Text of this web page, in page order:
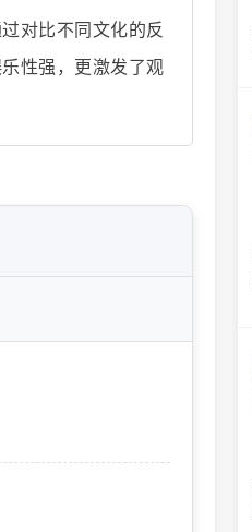
对比不同文化的反
性强，更激发了观